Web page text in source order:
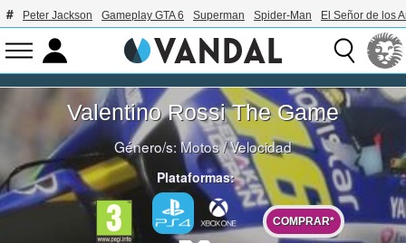
Peter Jackson Gameplay GTA 6 Superman Spider-Man El Señor de los
Valentino Rossi The Game
Género/s:Motos/Velocidad
Plataformas:
COMPRAR*